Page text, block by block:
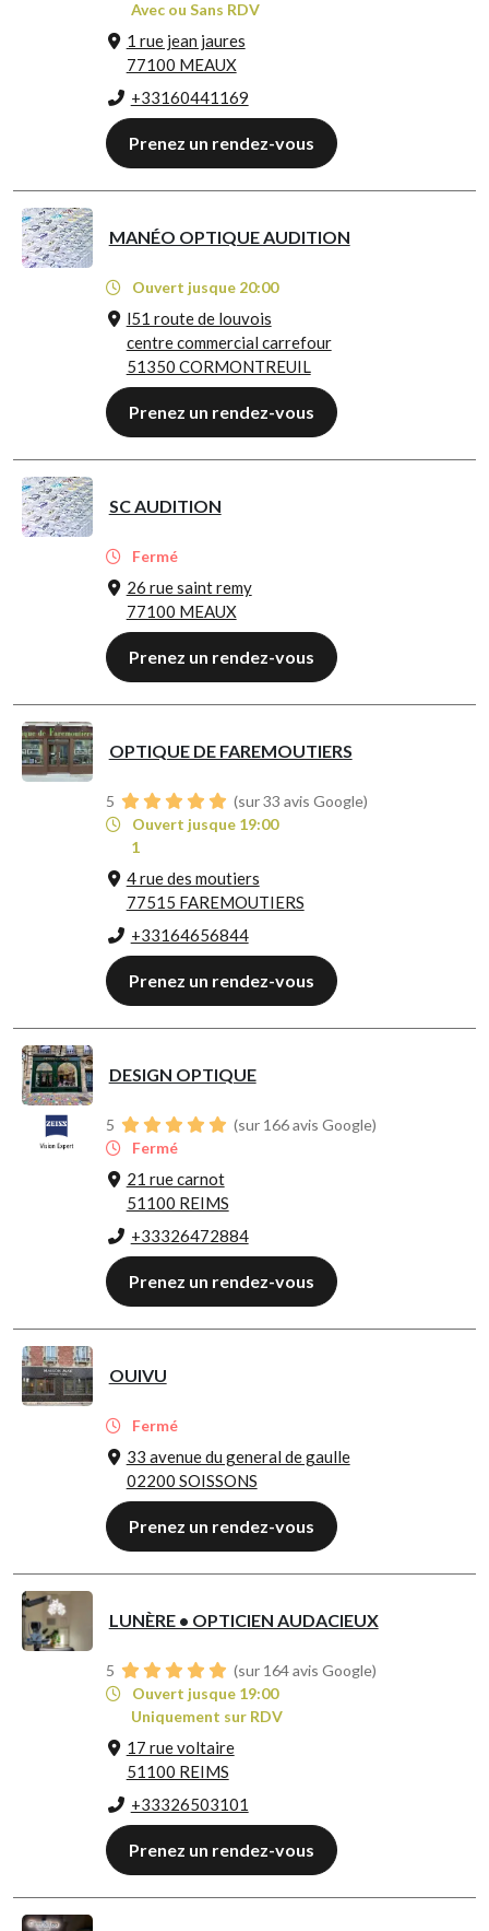
Avec ou Sans RDV
1 rue jean jaures
77100 MEAUX
+33160441169
Prenez un rendez-vous
MANÉO OPTIQUE AUDITION
Ouvert jusque 20:00
l51 route de louvois
centre commercial carrefour
51350 CORMONTREUIL
Prenez un rendez-vous
SC AUDITION
Fermé
26 rue saint remy
77100 MEAUX
Prenez un rendez-vous
OPTIQUE DE FAREMOUTIERS
5
(sur 33 avis Google)
Ouvert jusque 19:00
1
4 rue des moutiers
77515 FAREMOUTIERS
+33164656844
Prenez un rendez-vous
DESIGN OPTIQUE
5
(sur 166 avis Google)
Fermé
21 rue carnot
51100 REIMS
+33326472884
Prenez un rendez-vous
OUIVU
Fermé
33 avenue du general de gaulle
02200 SOISSONS
Prenez un rendez-vous
LUNÈRE • OPTICIEN AUDACIEUX
5
(sur 164 avis Google)
Ouvert jusque 19:00
Uniquement sur RDV
17 rue voltaire
51100 REIMS
+33326503101
Prenez un rendez-vous